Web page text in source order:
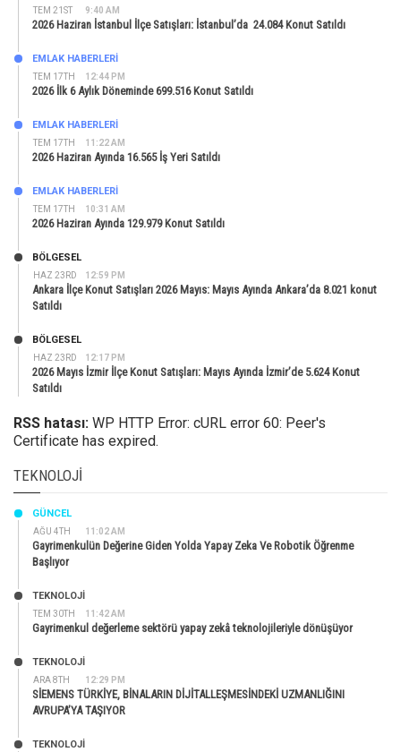
TEM 21ST 9:40 AM
2026 Haziran İstanbul İlçe Satışları: İstanbul’da 24.084 Konut Satıldı
TEM 17TH 12:44 PM
EMLAK HABERLERI
2026 İlk 6 Aylık Döneminde 699.516 Konut Satıldı
TEM 17TH 11:22 AM
EMLAK HABERLERI
2026 Haziran Ayında 16.565 İş Yeri Satıldı
TEM 17TH 10:31 AM
EMLAK HABERLERI
2026 Haziran Ayında 129.979 Konut Satıldı
HAZ 23RD 12:59 PM
BÖLGESEL
Ankara İlçe Konut Satışları 2026 Mayıs: Mayıs Ayında Ankara’da 8.021 konut
Satıldı
HAZ 23RD 12:17 PM
BÖLGESEL
2026 Mayıs İzmir İlçe Konut Satışları: Mayıs Ayında İzmir’de 5.624 Konut
Satıldı
RSS hatası: WP HTTP Error: cURL error 60: Peer's
Certificate has expired.
TEKNOLOJI
AĞU 4TH 11:02 AM
GÜNCEL
Gayrimenkulün Değerine Giden Yolda Yapay Zeka Ve Robotik Öğrenme
Başlıyor
TEM 30TH 11:42 AM
TEKNOLOJİ
Gayrimenkul değerleme sektörü yapay zekâ teknolojileriyle dönüşüyor
ARA 8TH 12:29 PM
TEKNOLOJİ
SİEMENS TÜRKİYE, BİNALARIN DİJİTALLEŞMESİNDEKİ UZMANLIĞINI
AVRUPA’YA TAŞIYOR
TEKNOLOJİ